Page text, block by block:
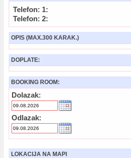
Telefon: 1:
Telefon: 2:
OPIS (MAX.300 KARAK.)
DOPLATE:
BOOKING ROOM:
Dolazak:
Odlazak:
LOKACIJA NA MAPI